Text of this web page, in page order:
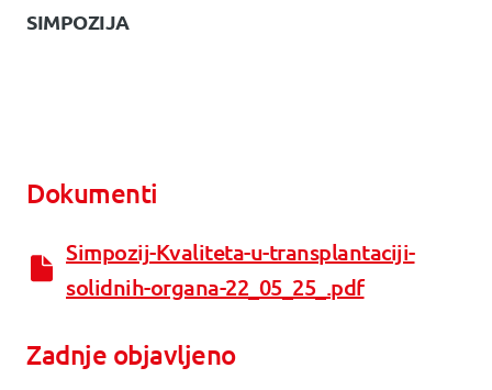
Zadnje objavljeno
SIMPOZIJA
Dokumenti
Simpozij-Kvaliteta-u-transplantaciji-
solidnih-organa-22_05_25_.pdf